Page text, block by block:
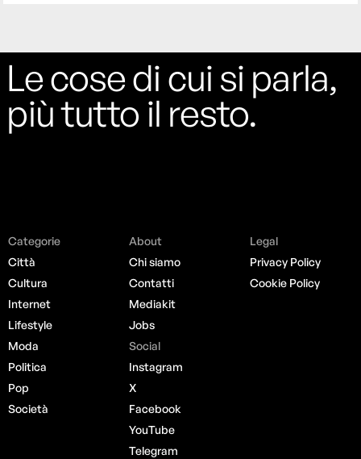
Le cose di cui si parla,
più tutto il resto.
Categorie
Città
Cultura
Internet
Lifestyle
Moda
Politica
Pop
Società
About
Chi siamo
Contatti
Mediakit
Jobs
Social
Instagram
X
Facebook
YouTube
Telegram
Legal
Privacy Policy
Cookie Policy